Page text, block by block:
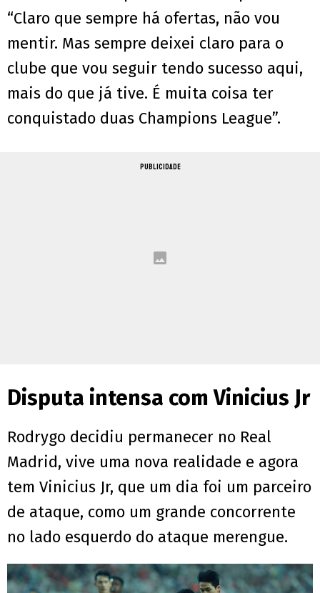
“Claro que sempre há ofertas, não vou
mentir. Mas sempre deixei claro para o
clube que vou seguir tendo sucesso aqui,
mais do que já tive. É muita coisa ter
conquistado duas Champions League”.
PUBLICIDADE
Disputa intensa com Vinicius Jr
Rodrygo decidiu permanecer no Real
Madrid, vive uma nova realidade e agora
tem Vinicius Jr, que um dia foi um parceiro
de ataque, como um grande concorrente
no lado esquerdo do ataque merengue.